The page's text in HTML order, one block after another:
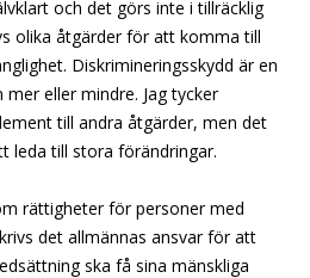
och det görs inte i tillräcklig
olika åtgärder för att komma till
Diskrimineringsskydd är en
eller mindre. Jag tycker
till andra åtgärder, men det
leda till stora förändringar.
rättigheter för personer med
det allmännas ansvar för att
ska få sina mänskliga